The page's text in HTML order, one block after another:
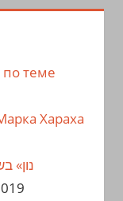
по теме
Хараха